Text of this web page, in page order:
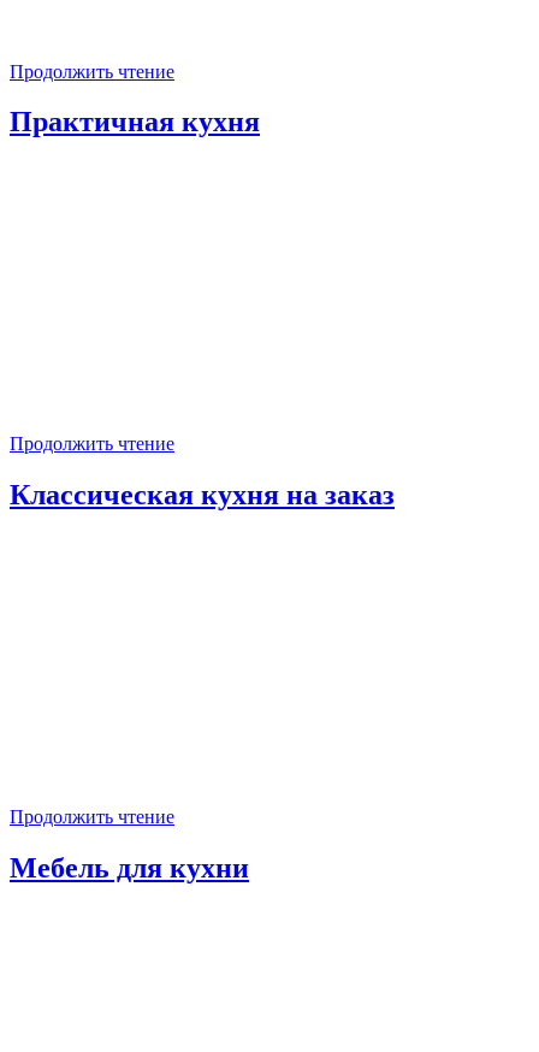
Продолжить чтение
Практичная кухня
Продолжить чтение
Классическая кухня на заказ
Продолжить чтение
Мебель для кухни